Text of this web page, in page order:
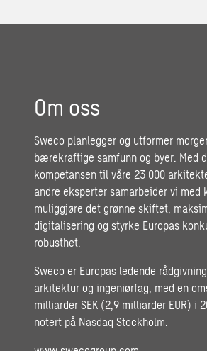
Om oss
Sweco planlegger og utformer
bærekraftige samfunn og byer. Med
kompetansen til våre 23 000
andre eksperter samarbeider vi med
muliggjøre det grønne skiftet,
digitalisering og styrke Europas
robusthet.
Sweco er Europas ledende
arkitektur og ingeniørfag, med en
milliarder SEK (2,9 milliarder EUR) i
notert på Nasdaq Stockholm.